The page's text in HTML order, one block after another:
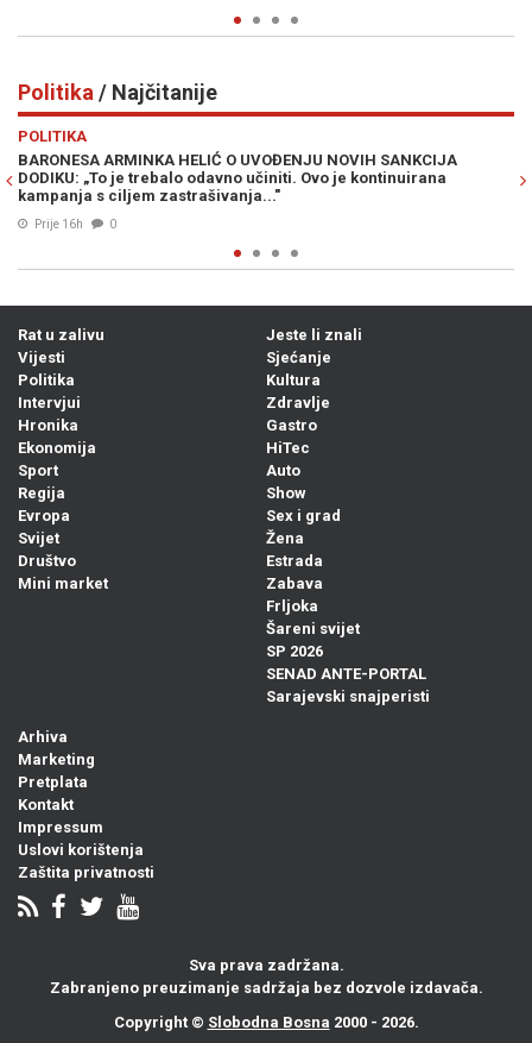
Politika / Najčitanije
DRAMA U WASHINGTONU: Kongresmeni traže
Dodika na "crnu listu", ali ni to nije sve...
Rat u zalivu
Vijesti
Politika
Intervjui
Hronika
Ekonomija
Sport
Regija
Evropa
Svijet
Društvo
Mini market
Jeste li znali
Sjećanje
Kultura
Zdravlje
Gastro
HiTec
Auto
Show
Sex i grad
Žena
Estrada
Zabava
Frljoka
Šareni svijet
SP 2026
SENAD ANTE-PORTAL
Sarajevski snajperisti
Arhiva
Marketing
Pretplata
Kontakt
Impressum
Uslovi korištenja
Zaštita privatnosti
Sva prava zadržana.
Zabranjeno preuzimanje sadržaja bez dozvole izdavača.
Copyright © Slobodna Bosna 2000 - 2026.